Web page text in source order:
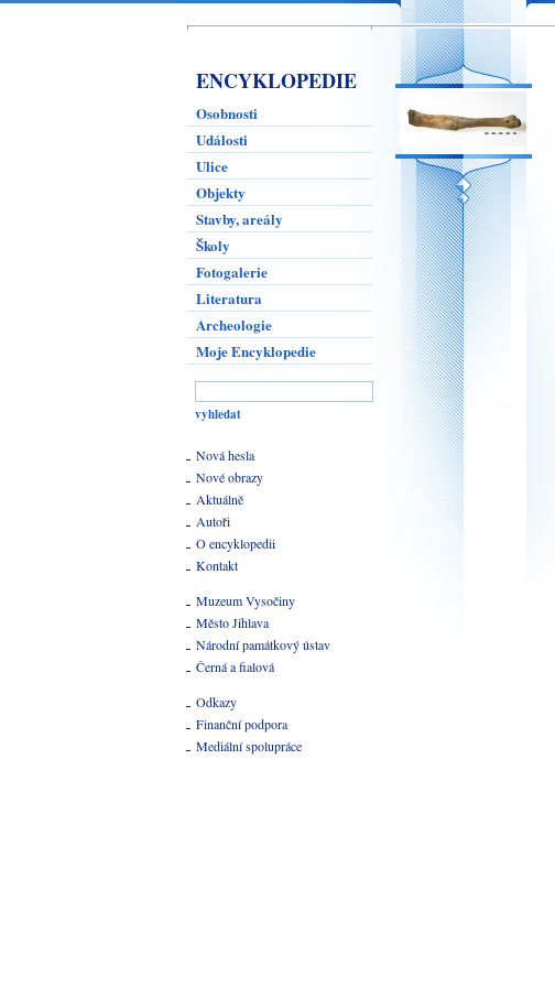
ENCYKLOPEDIE
Osobnosti
Události
Ulice
Objekty
Stavby, areály
Školy
Fotogalerie
Literatura
Archeologie
Moje Encyklopedie
Nová hesla
Nové obrazy
Aktuálně
Autoři
O encyklopedii
Kontakt
Muzeum Vysočiny
Město Jihlava
Národní památkový ústav
Černá a fialová
Odkazy
Finanční podpora
Mediální spolupráce